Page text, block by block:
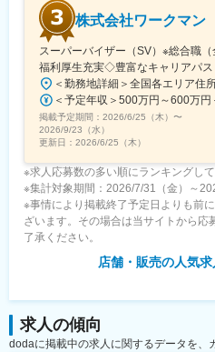
株式会社ワークマン
スーパーバイザー（SV）※総合職
福利厚生充実◇豊富なキャリアパス
掲載予定期間： 2026/6/25（木） 〜
2026/9/23（水）
更新日： 2026/6/25（木）
※求人応募数の多い順にランキングし
※集計対象期間：2026/7/31（金）～
※事情により掲載終了予定日よりも前
ざいます。その場合は当サイトから
了承ください。
店舗・販売の人気
求人の傾向
dodaに掲載中の求人に関するデータを、